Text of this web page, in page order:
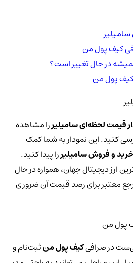
کیف پول من
در حال تغییر است؟
قیمت لحظه‌ای سامیلیررا مشاهده
کنید. این نمودار به شما کمک
و فروش سامیلیررا پیدا کنید.
ارز دیجیتال جهان، همواره در حال
معتبر برای رصد قیمت آن ضروری
پول من
در صرافیکیف پول منثبت‌نام و